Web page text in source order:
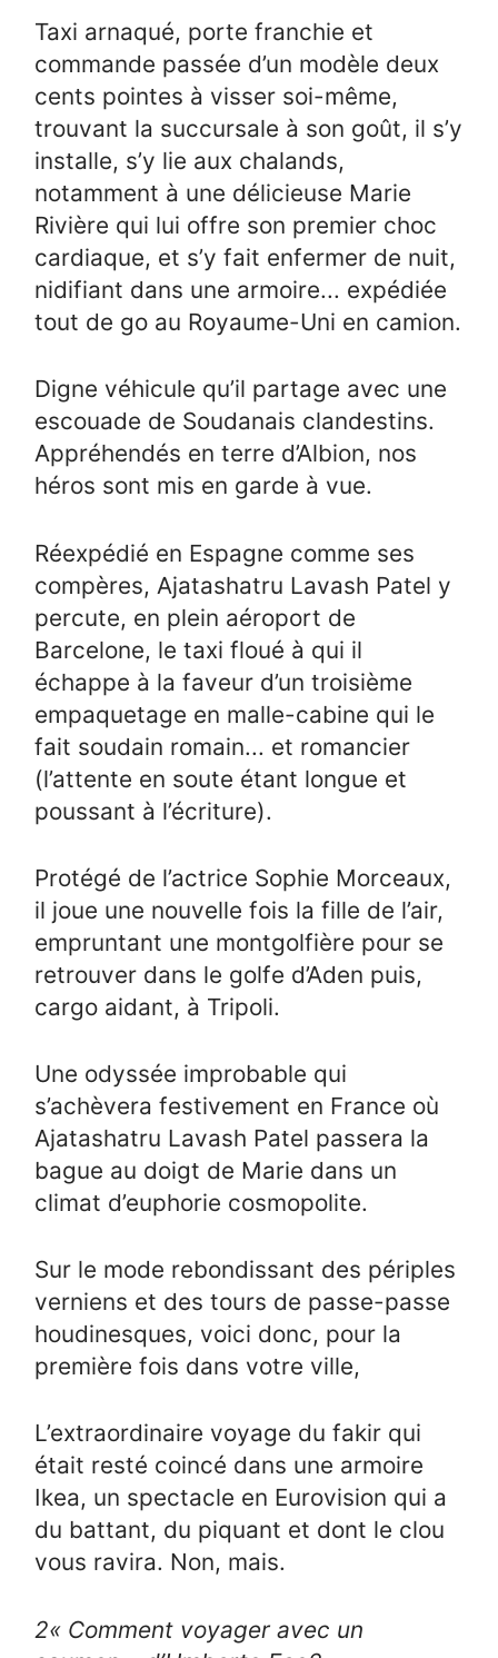
Taxi arnaqué, porte franchie et
commande passée d’un modèle deux
cents pointes à visser soi-même,
trouvant la succursale à son goût, il s’y
installe, s’y lie aux chalands,
notamment à une délicieuse Marie
Rivière qui lui offre son premier choc
cardiaque, et s’y fait enfermer de nuit,
nidifiant dans une armoire... expédiée
tout de go au Royaume-Uni en camion.
Digne véhicule qu’il partage avec une
escouade de Soudanais clandestins.
Appréhendés en terre d’Albion, nos
héros sont mis en garde à vue.
Réexpédié en Espagne comme ses
compères, Ajatashatru Lavash Patel y
percute, en plein aéroport de
Barcelone, le taxi floué à qui il
échappe à la faveur d’un troisième
empaquetage en malle-cabine qui le
fait soudain romain... et romancier
(l’attente en soute étant longue et
poussant à l’écriture).
Protégé de l’actrice Sophie Morceaux,
il joue une nouvelle fois la fille de l’air,
empruntant une montgolfière pour se
retrouver dans le golfe d’Aden puis,
cargo aidant, à Tripoli.
Une odyssée improbable qui
s’achèvera festivement en France où
Ajatashatru Lavash Patel passera la
bague au doigt de Marie dans un
climat d’euphorie cosmopolite.
Sur le mode rebondissant des périples
verniens et des tours de passe-passe
houdinesques, voici donc, pour la
première fois dans votre ville,
L’extraordinaire voyage du fakir qui
était resté coincé dans une armoire
Ikea, un spectacle en Eurovision qui a
du battant, du piquant et dont le clou
vous ravira. Non, mais.
2« Comment voyager avec un